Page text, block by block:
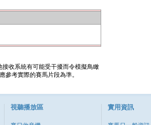
收系統有可能受干擾而令模擬鳥瞰
參考實際的賽馬片段為準。
視聽播放區 實用資訊